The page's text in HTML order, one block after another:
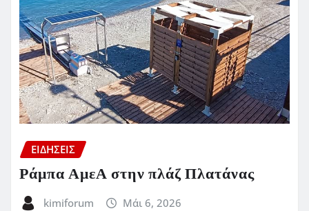
ΕΙΔΗΣΕΙΣ
Ράμπα ΑμεΑ στην πλάζ Πλατάνας
kimiforum Μάι 6, 2026